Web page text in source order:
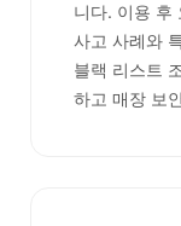
니다. 이용 후
사고 사례와
블랙 리스트
하고 매장 보